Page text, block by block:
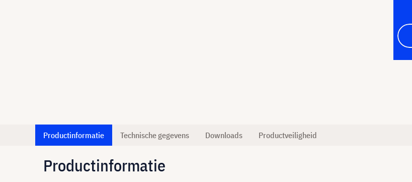
Productinformatie Technische gegevens Downloads Productveiligheid
Productinformatie